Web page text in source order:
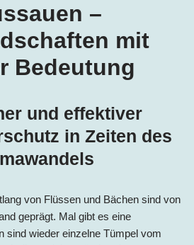
–
mit
Bedeutung
und effektiver
in Zeiten des
von Flüssen und Bächen sind von
geprägt. Mal gibt es eine
sind wieder einzelne Tümpel vom